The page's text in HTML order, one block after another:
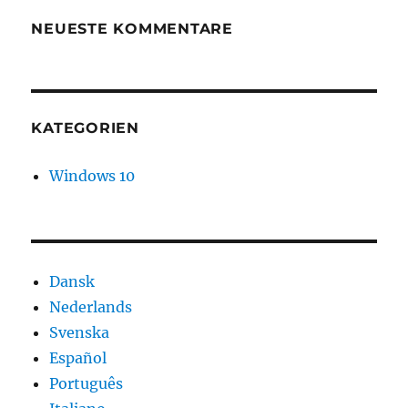
NEUESTE KOMMENTARE
KATEGORIEN
Windows 10
Dansk
Nederlands
Svenska
Español
Português